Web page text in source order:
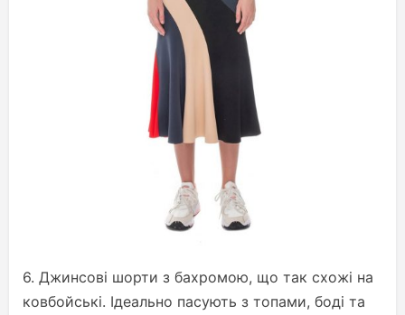
6. Джинсові шорти з бахромою, що так схожі на
ковбойські. Ідеально пасують з топами, боді та